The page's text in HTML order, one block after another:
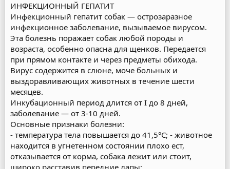
ИНФЕКЦИОННЫЙ ГЕПАТИТ
Инфекционный гепатит собак — острозаразное
инфекционное заболевание, вызываемое вирусом.
Эта болезнь поражает собак любой породы и
возраста, особенно опасна для щенков. Передается
при прямом контакте и через предметы обихода.
Вирус содержится в слюне, моче больных и
выздоравливающих животных в течение шести
месяцев.
Инкубационный период длится от I до 8 дней,
заболевание — от 3-10 дней.
Основные признаки болезни:
- температура тела повышается до 41,5°С; - животное
находится в угнетенном состоянии плохо ест,
отказывается от корма, собака лежит или стоит,
широко расставив передние лапы;